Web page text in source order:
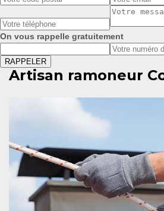
On vous rappelle gratuitement
Artisan ramoneur